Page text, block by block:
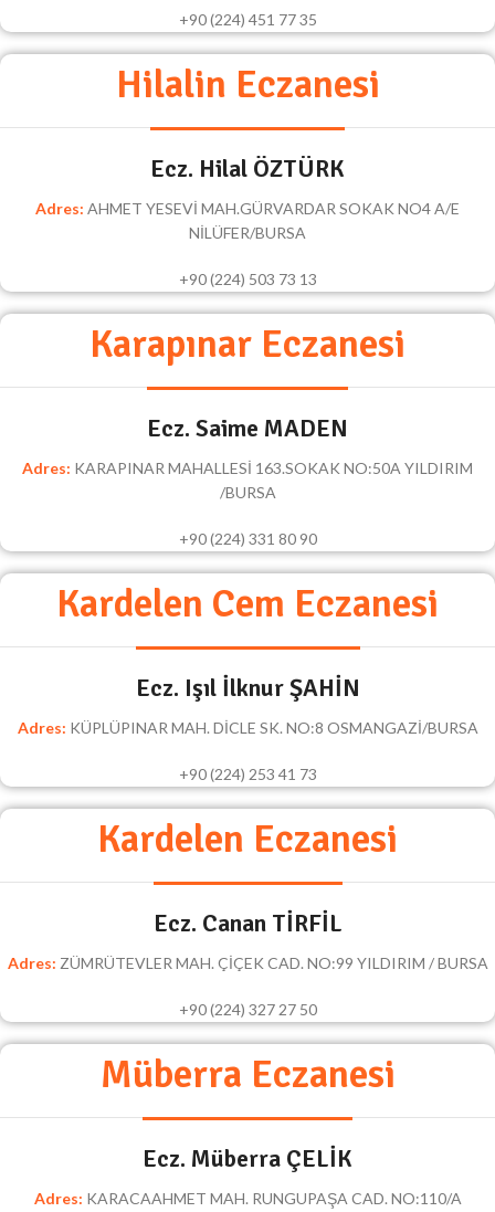
+90 (224) 451 77 35
Hilalin Eczanesi
Ecz. Hilal ÖZTÜRK
Adres: AHMET YESEVİ MAH.GÜRVARDAR SOKAK NO4 A/E
NİLÜFER/BURSA
+90 (224) 503 73 13
Karapınar Eczanesi
Ecz. Saime MADEN
Adres: KARAPINAR MAHALLESİ 163.SOKAK NO:50A YILDIRIM
/BURSA
+90 (224) 331 80 90
Kardelen Cem Eczanesi
Ecz. Işıl İlknur ŞAHİN
Adres: KÜPLÜPINAR MAH. DİCLE SK. NO:8 OSMANGAZİ/BURSA
+90 (224) 253 41 73
Kardelen Eczanesi
Ecz. Canan TİRFİL
Adres: ZÜMRÜTEVLER MAH. ÇİÇEK CAD. NO:99 YILDIRIM / BURSA
+90 (224) 327 27 50
Müberra Eczanesi
Ecz. Müberra ÇELİK
Adres: KARACAAHMET MAH. RUNGUPAŞA CAD. NO:110/A